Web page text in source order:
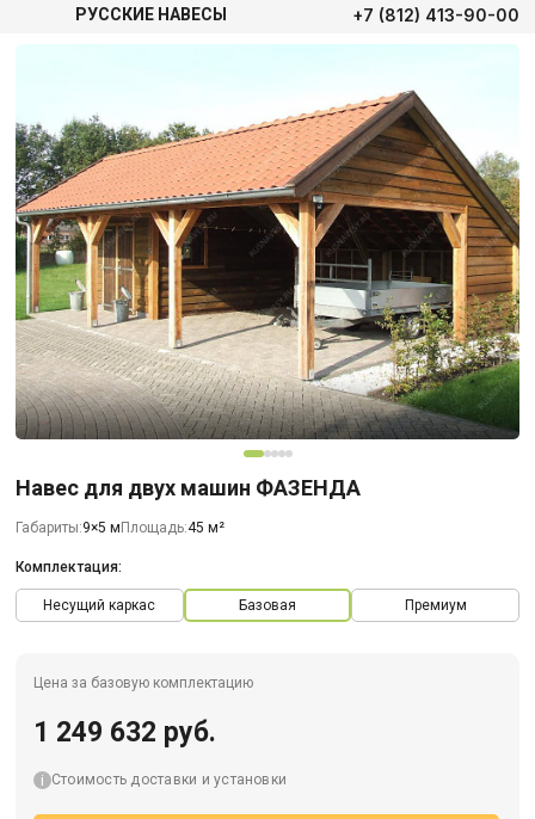
РУССКИЕ НАВЕСЫ +7 (812) 413-90-00
Навес для двух машин ФАЗЕНДА
Габариты:9×5 м Площадь:45 м²
Комплектация:
Несущий каркас Базовая Премиум
Цена за базовую комплектацию
1 249 632 руб.
Стоимость доставки и установки